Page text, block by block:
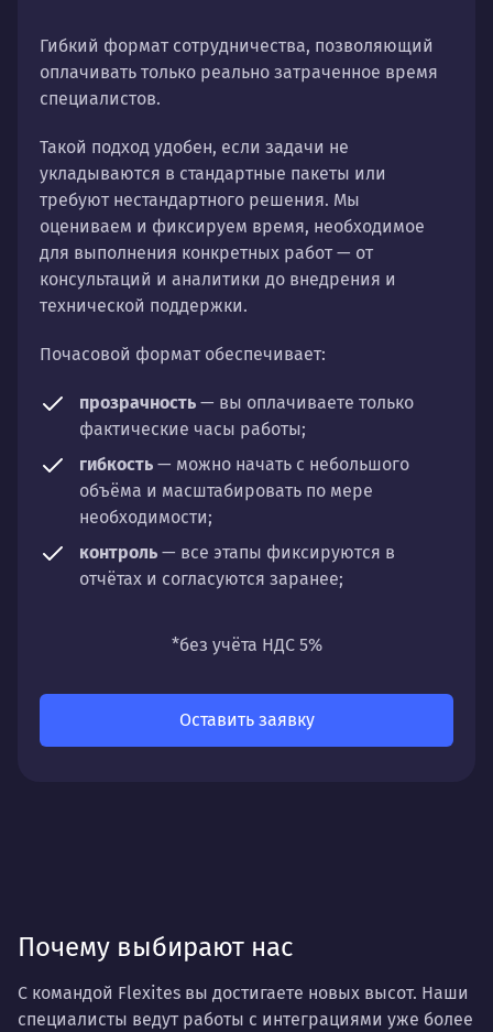
Гибкий формат сотрудничества, позволяющий
оплачивать только реально затраченное время
специалистов.
Такой подход удобен, если задачи не
укладываются в стандартные пакеты или
требуют нестандартного решения. Мы
оцениваем и фиксируем время, необходимое
для выполнения конкретных работ — от
консультаций и аналитики до внедрения и
технической поддержки.
Почасовой формат обеспечивает:
прозрачность — вы оплачиваете только
фактические часы работы;
гибкость — можно начать с небольшого
объёма и масштабировать по мере
необходимости;
контроль — все этапы фиксируются в
отчётах и согласуются заранее;
направлений: стратегии, настройки,
*без учёта НДС 5%
Оставить заявку
Почему выбирают нас
С командой Flexites вы достигаете новых высот. Наши
специалисты ведут работы с интеграциями уже более